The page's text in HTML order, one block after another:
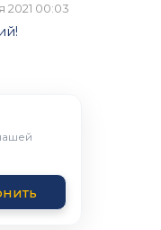
2021 00:03